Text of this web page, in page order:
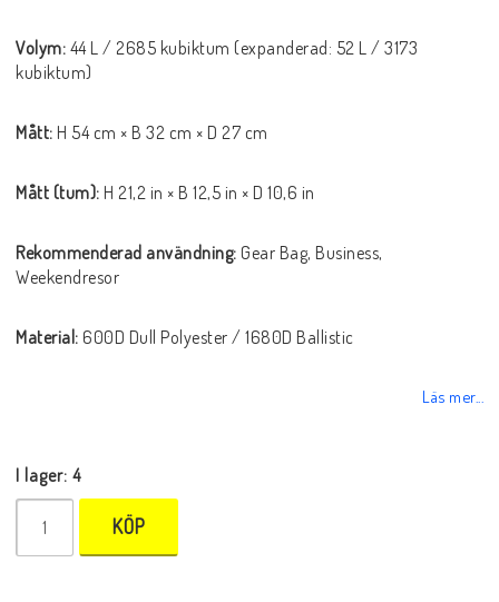
Volym: 44 L / 2685 kubiktum (expanderad: 52 L / 3173
kubiktum)
Mått: H 54 cm × B 32 cm × D 27 cm
Mått (tum): H 21,2 in × B 12,5 in × D 10,6 in
Rekommenderad användning: Gear Bag, Business,
Weekendresor
Material: 600D Dull Polyester / 1680D Ballistic
Läs mer...
I lager: 4
KÖP